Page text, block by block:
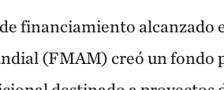
financiamiento alcanzado
(FMAM) creó un fondo